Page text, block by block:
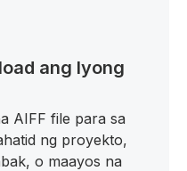
ang Iyong
AIFF file para sa
ng proyekto,
o maayos na